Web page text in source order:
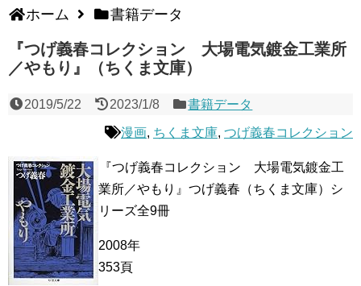
ホーム 書籍データ
『つげ義春コレクション 大場電気鍍金工業所
／やもり』（ちくま文庫）
2019/5/22 2023/1/8 書籍データ
漫画, ちくま文庫, つげ義春コレクション
『つげ義春コレクション 大場電気鍍金工
業所／やもり』つげ義春（ちくま文庫）シ
リーズ全9冊
2008年
353頁